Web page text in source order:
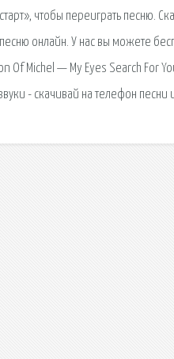
чтобы переиграть песню.
онлайн. У нас вы можете
Of Michel — My Eyes Search
- скачивай на телефон песни